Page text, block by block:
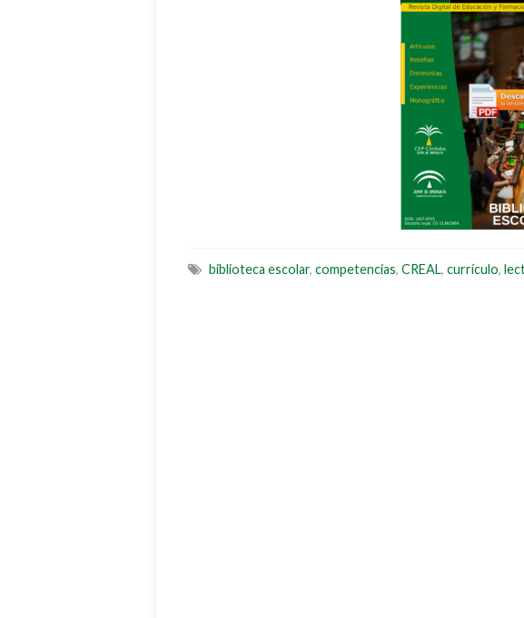
biblioteca escolar, competencias, CREAL, currículo,